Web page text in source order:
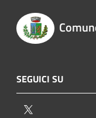
SEGUICI SU